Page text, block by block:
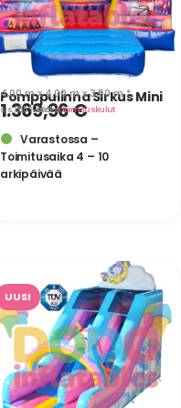
Pomppulinna Sirkus Mini
4,00 m x 4,00 m x 3,50 m *
1.369,96€
sis. 25,5 % ALV· lisäksitoimituskulut
Varastossa –
Toimitusaika 4 – 10
arkipäivää
UUSI